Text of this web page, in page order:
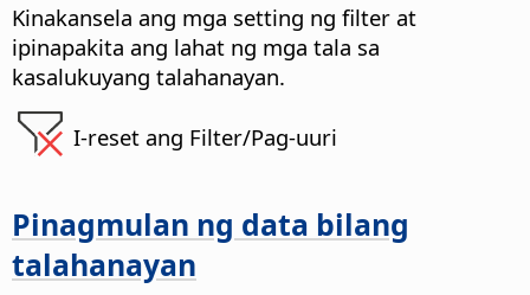
Kinakansela ang mga setting ng filter at
ipinapakita ang lahat ng mga tala sa
kasalukuyang talahanayan.
I-reset ang Filter/Pag-uuri
Pinagmulan ng data bilang
talahanayan